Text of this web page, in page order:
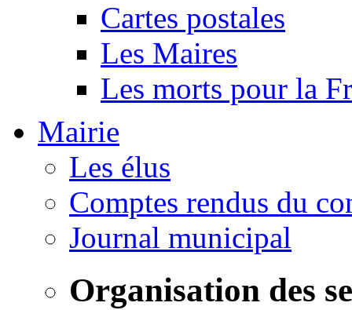
Cartes postales
Les Maires
Les morts pour la
Mairie
Les élus
Comptes rendus du
Journal municipal
Organisation des